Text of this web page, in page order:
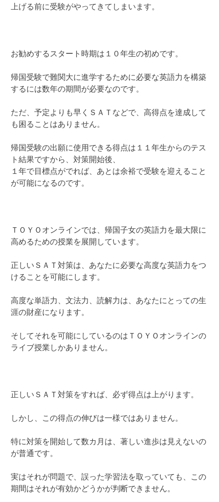
上げる前に受験がやってきてしまいます。
お勧めするスタート時期は１０年生の初めです。
帰国受験で難関大に進学するために必要な英語力を構築
するには数年の期間が必要なのです。
ただ、予定よりも早くＳＡＴなどで、高得点を達成して
も困ることはありません。
帰国受験の出願に使用できる得点は１１年生からのテス
ト結果ですから、対策開始後、
１年で目標点がでれば、あとは余裕で受験を迎えること
が可能になるのです。
ＴＯＹＯオンラインでは、帰国子女の英語力を最大限に
高めるための授業を展開しています。
正しいＳＡＴ対策は、あなたに必要な高度な英語力をつ
けることを可能にします。
高度な単語力、文法力、読解力は、あなたにとっての生
涯の財産になります。
そしてそれを可能にしているのはＴＯＹＯオンラインの
ライブ授業しかありません。
正しいＳＡＴ対策をすれば、必ず得点は上がります。
しかし、この得点の伸びは一様ではありません。
特に対策を開始して数カ月は、著しい進歩は見えないの
が普通です。
実はそれが問題で、誤った学習法を取っていても、この
期間はそれが有効かどうかが判断できません。